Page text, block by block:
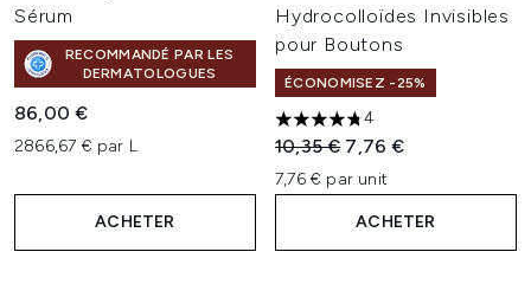
Sérum
RECOMMANDÉ PAR LES
DERMATOLOGUES
86,00 €
2866,67 € par L
ACHETER
Hydrocolloïdes Invisibles
pour Boutons
ÉCONOMISEZ -25%
4.75 étoiles sur un maximum
4
Prix de vente :
10,35 € Prix ​​actuel :
7,76 €
7,76 € par unit
ACHETER